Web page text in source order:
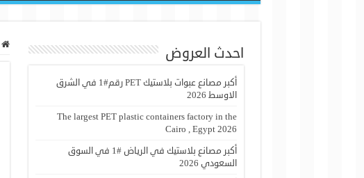
احدث العروض
أكبر مصانع عبوات بلاستيك PET رقم#1 في الشرق
الاوسط 2026
The largest PET plastic containers factory in the
Cairo , Egypt 2026
أكبر مصانع بلاستيك في الرياض #1 في السوق
السعودي 2026